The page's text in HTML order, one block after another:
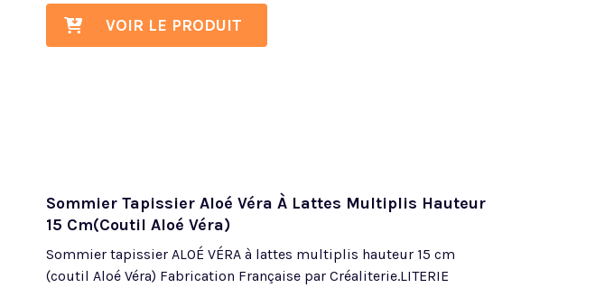
VOIR LE PRODUIT
Sommier Tapissier Aloé Véra À Lattes Multiplis Hauteur
15 Cm(Coutil Aloé Véra)
Sommier tapissier ALOÉ VÉRA à lattes multiplis hauteur 15 cm
(coutil Aloé Véra) Fabrication Française par Créaliterie.LITERIE